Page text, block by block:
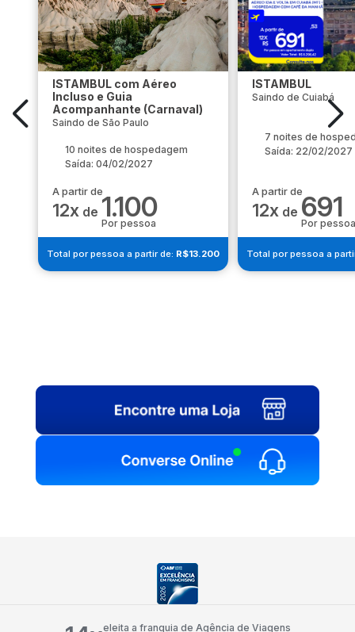
ISTAMBUL com Aéreo
Incluso e Guia
Acompanhante (Carnaval)
Saindo de São Paulo
10 noites de hospedagem
Saída: 04/02/2027
A partir de
12x de 1.100
Por pessoa
Total por pessoa a partir de: R$13.200
ISTAMBUL
Saindo de Cuiabá
7 noites de
Saída: 22/02/2027
A partir de
12x de 691
Por pessoa
Total por pessoa a
eleita a franquia de Agência de Viagens